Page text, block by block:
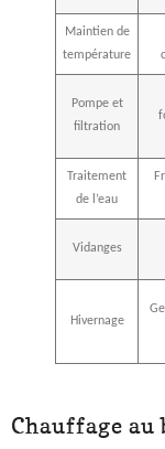
Maintien de
température
Pompe et
filtration
Traitement
de l’eau
Vidanges
Hivernage
Chauffage au